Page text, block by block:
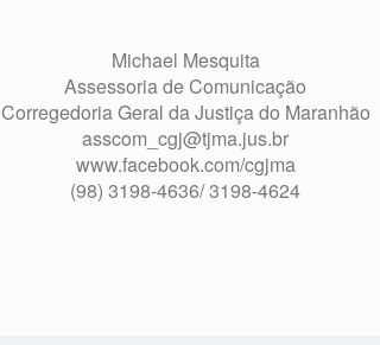
Michael Mesquita
Assessoria de Comunicação
Corregedoria Geral da Justiça do Maranhão
asscom_cgj@tjma.jus.br
www.facebook.com/cgjma
(98) 3198-4636/ 3198-4624